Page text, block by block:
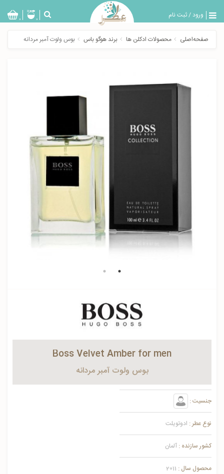
ورود/ثبت نام
بازگشت
0 0
صفحه‌اصلی محصولات ادکلن ها برند هوگو باس بوس ولوت آمبر مردانه
Boss Velvet Amber for men
بوس ولوت آمبر مردانه
جنسیت :
نوع عطر : ادوتویلت
کشور سازنده : آلمان
محصول سال : 2011